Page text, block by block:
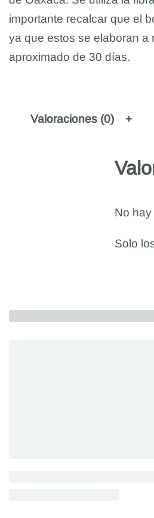
importante recalcar que el
ya que estos se elaboran a
aproximado de 30 días.
Valoraciones (0)
No
Solo